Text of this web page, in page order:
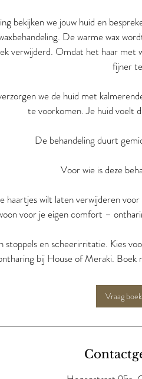
bekijken we jouw huid en
De warme wax
verwijderd. Omdat het haar
fijner
we de huid met
te voorkomen. Je huid voelt
De behandeling duurt
Voor wie is deze
haartjes wilt laten verwijderen
voor je eigen comfort –
stoppels en scheerirritatie. Kies
Vraag